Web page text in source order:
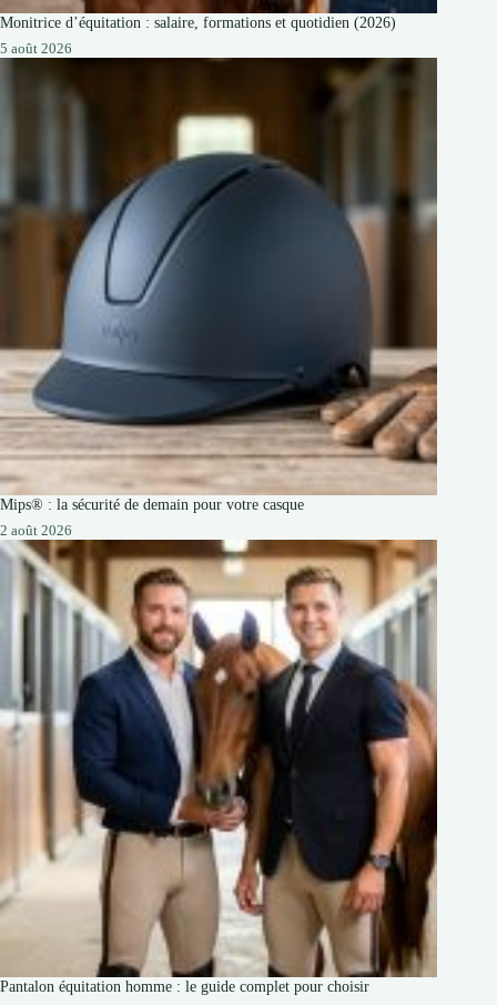
Monitrice d’équitation : salaire, formations et quotidien (2026)
5 août 2026
Mips® : la sécurité de demain pour votre casque
2 août 2026
Pantalon équitation homme : le guide complet pour choisir